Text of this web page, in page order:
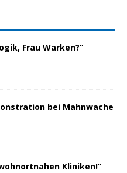
Frau Warken?“
bei Mahnwache
Kliniken!“